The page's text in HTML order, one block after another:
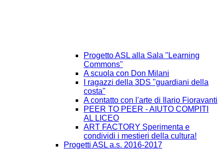
Progetto ASL alla Sala "Learning
Commons"
A scuola con Don Milani
I ragazzi della 3DS "guardiani della
costa"
A contatto con l'arte di Ilario Fioravanti
PEER TO PEER - AIUTO COMPITI
AL LICEO
ART FACTORY Sperimenta e
condividi i mestieri della cultura!
Progetti ASL a.s. 2016-2017